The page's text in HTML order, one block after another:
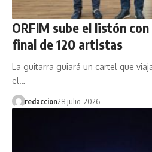
ORFIM sube el listón
final de 120 artistas
La guitarra guiará un cartel que
el…
redaccion28 julio, 2026